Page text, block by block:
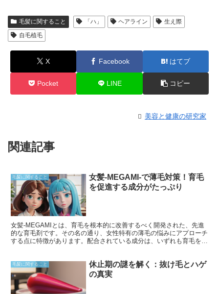
毛髪に関すること 「ハ」 ヘアライン
生え際
自毛植毛
X Facebook はてブ
Pocket LINE コピー
美容と健康の研究家
関連記事
毛髪に関すること
女髪-MEGAMI-で薄毛対策！育毛
を促進する成分がたっぷり
女髪-MEGAMIとは、育毛を根本的に改善するべく開発された、先進
的な育毛剤です。その名の通り、女性特有の薄毛の悩みにアプローチ
する点に特徴があります。配合されている成分は、いずれも育毛を促
毛髪に関すること
休止期の謎を解く：抜け毛とハゲ
の真実